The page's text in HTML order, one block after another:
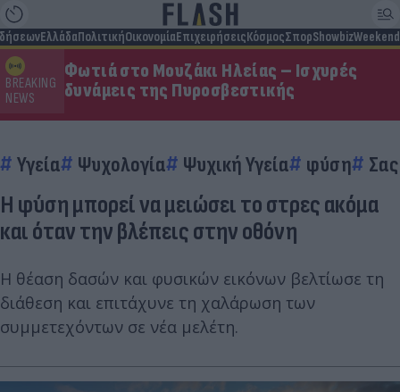
ΕλλάδαΠολιτικήΟικονομίαΕπιχειρήσειςΚόσμοςΣπορShowbizWeekend
BREAKING
NEWS
Φωτιά στο Μουζάκι Ηλείας – Ισχυρές
δυνάμεις της Πυροσβεστικής
Υγεία Ψυχολογία Ψυχική Υγεία φύση
Η φύση μπορεί να μειώσει το στρες ακόμα
και όταν την βλέπεις στην οθόνη
Η θέαση δασών και φυσικών εικόνων βελτίωσε τη
διάθεση και επιτάχυνε τη χαλάρωση των
συμμετεχόντων σε νέα μελέτη.